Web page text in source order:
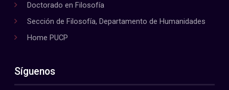
Doctorado en Filosofía
Sección de Filosofía, Departamento de Humanidades
Home PUCP
Síguenos